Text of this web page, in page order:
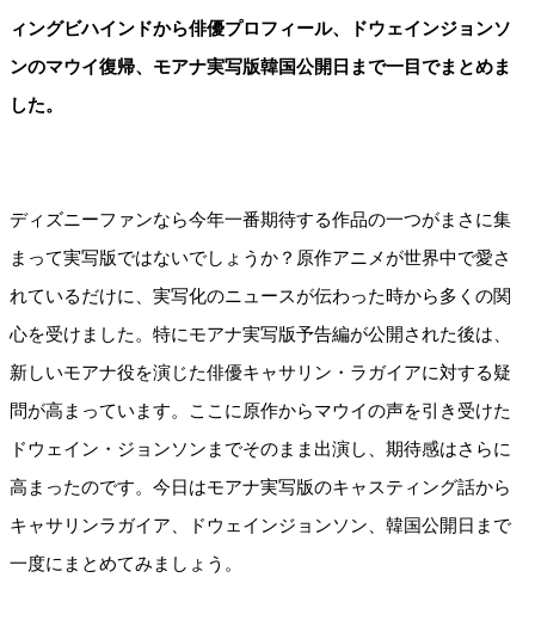
ィングビハインドから俳優プロフィール、ドウェインジョンソ
ンのマウイ復帰、モアナ実写版韓国公開日まで一目でまとめま
した。
ディズニーファンなら今年一番期待する作品の一つがまさに集
まって実写版ではないでしょうか？原作アニメが世界中で愛さ
れているだけに、実写化のニュースが伝わった時から多くの関
心を受けました。特にモアナ実写版予告編が公開された後は、
新しいモアナ役を演じた俳優キャサリン・ラガイアに対する疑
問が高まっています。ここに原作からマウイの声を引き受けた
ドウェイン・ジョンソンまでそのまま出演し、期待感はさらに
高まったのです。今日はモアナ実写版のキャスティング話から
キャサリンラガイア、ドウェインジョンソン、韓国公開日まで
一度にまとめてみましょう。